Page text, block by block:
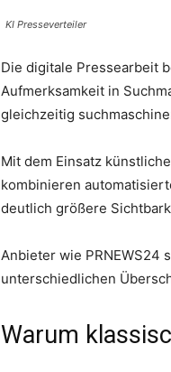
KI Presseverteiler
Die digitale Pressearbeit
Aufmerksamkeit in
gleichzeitig
Mit dem Einsatz
kombinieren
deutlich größere
Anbieter wie PRNEWS24
unterschiedlichen
Warum